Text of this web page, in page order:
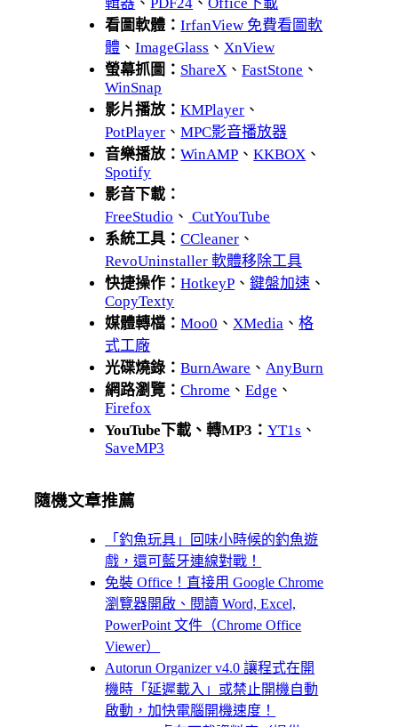
看圖軟體：IrfanView 免費看圖軟
體 、ImageGlass 、 XnView
螢幕抓圖： ShareX 、FastStone 、
WinSnap
影片播放：KMPlayer 、
PotPlayer 、MPC影音播放器
音樂播放：WinAMP 、KKBOX 、
Spotify
影音下載：
FreeStudio 、 CutYouTube
系統工具：CCleaner 、
RevoUninstaller 軟體移除工具
快捷操作：HotkeyP 、鍵盤加速 、
CopyTexty
媒體轉檔：Moo0 、 XMedia 、格
式工廠
光碟燒錄：BurnAware 、 AnyBurn
網路瀏覽：Chrome 、Edge 、
Firefox
YouTube下載、轉MP3：YT1s 、
SaveMP3
隨機文章推薦
「釣魚玩具」回味小時候的釣魚遊
戲，還可藍牙連線對戰！
免裝 Office！直接用 Google Chrome
瀏覽器開啟、閱讀 Word, Excel,
PowerPoint 文件（Chrome Office
Viewer）
Autorun Organizer v4.0 讓程式在開
機時「延遲載入」或禁止開機自動
啟動，加快電腦開機速度！